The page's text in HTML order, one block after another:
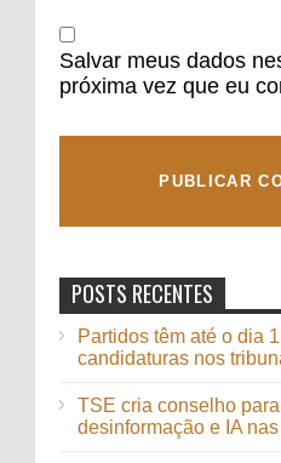
Salvar meus dados
próxima vez que eu
POSTS RECENTES
Partidos têm até o dia
candidaturas nos
TSE cria conselho
desinformação e IA